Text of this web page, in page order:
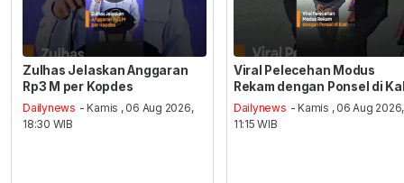
Zulhas Jelaskan Anggaran
Rp3 M per Kopdes
Dailynews - Kamis , 06 Aug 2026,
18:30 WIB
Viral Pelecehan Modus
Rekam dengan Ponsel di
Dailynews - Kamis , 06 Aug 2026,
11:15 WIB